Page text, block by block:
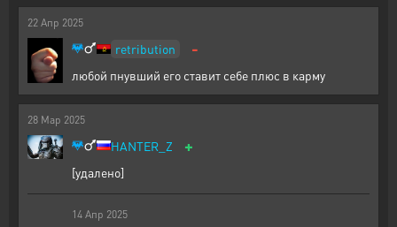
22 Апр 2025
retribution -
любой пнувший его ставит себе плюс в карму
28 Мар 2025
HANTER_Z +
[удалено]
14 Апр 2025